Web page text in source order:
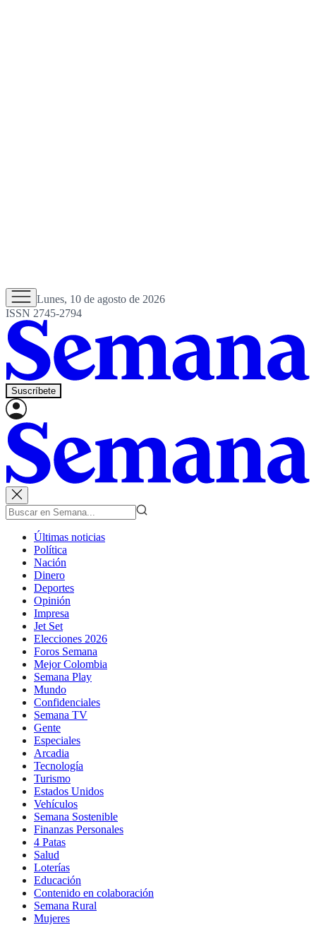
Lunes, 10 de agosto de 2026
ISSN 2745-2794
Suscríbete
Últimas noticias
Política
Nación
Dinero
Deportes
Opinión
Impresa
Jet Set
Elecciones 2026
Foros Semana
Mejor Colombia
Semana Play
Mundo
Confidenciales
Semana TV
Gente
Especiales
Arcadia
Tecnología
Turismo
Estados Unidos
Vehículos
Semana Sostenible
Finanzas Personales
4 Patas
Salud
Loterías
Educación
Contenido en colaboración
Semana Rural
Mujeres